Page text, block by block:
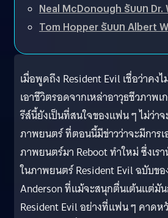
Neal McDonough รับบท Dr.
Tom Hopper รับบท Albert
เมื่อพูดถึง Resident Evil เชื่อว่าค
เอาชีวิตรอดจากเหล่าอาวุธชีวภาพ
รีส์นี้ยังเป็นที่สนใจของแฟน ๆ ไม่ว่าจ
ภาพยนตร์ ที่ตอนนี้มีข่าวว่าจะมีการ
ภาพยนตร์มา Reboot ทำใหม่ ซึ่งเร
ในภาพยนตร์ Resident Evil ฉบับข
Anderson ที่แม้จะสนุกตื่นเต้นแต่มั
Resident Evil อย่างที่แฟน ๆ คาดห